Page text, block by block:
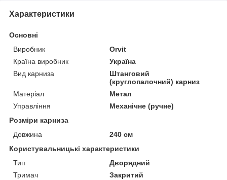
Характеристики
Основні
Виробник
Orvit
Країна виробник
Україна
Вид карниза
Штанговий
(круглопалочний) карниз
Матеріал
Метал
Управління
Механічне (ручне)
Розміри карниза
Довжина
240 см
Користувальницькі характеристики
Тип
Дворядний
Тримач
Закритий